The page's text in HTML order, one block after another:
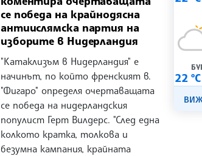
се победа на крайнодясна
антиислямска партия на
изборите в Нидерландия
"Катаклизъм в Нидерландия" е
начинът, по който френският в.
"Фигаро" определя очертаващата
се победа на нидерландския
популист Герт Вилдерс. "След една
колкото кратка, толкова и
безумна кампания, крайната
22 °C